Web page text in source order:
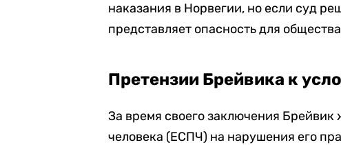
наказания в Норвегии, но если суд
представляет опасность для
Претензии Брейвика к
За время своего заключения
человека (ЕСПЧ) на нарушения его